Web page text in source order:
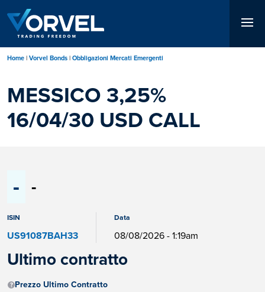
contenuto
principale
Home Vorvel Bonds Obbligazioni Mercati Emergenti
MESSICO 3,25%
16/04/30 USD CALL
- -
ISIN
US91087BAH33
Data
08/08/2026 - 1:19am
Ultimo contratto
Prezzo Ultimo Contratto